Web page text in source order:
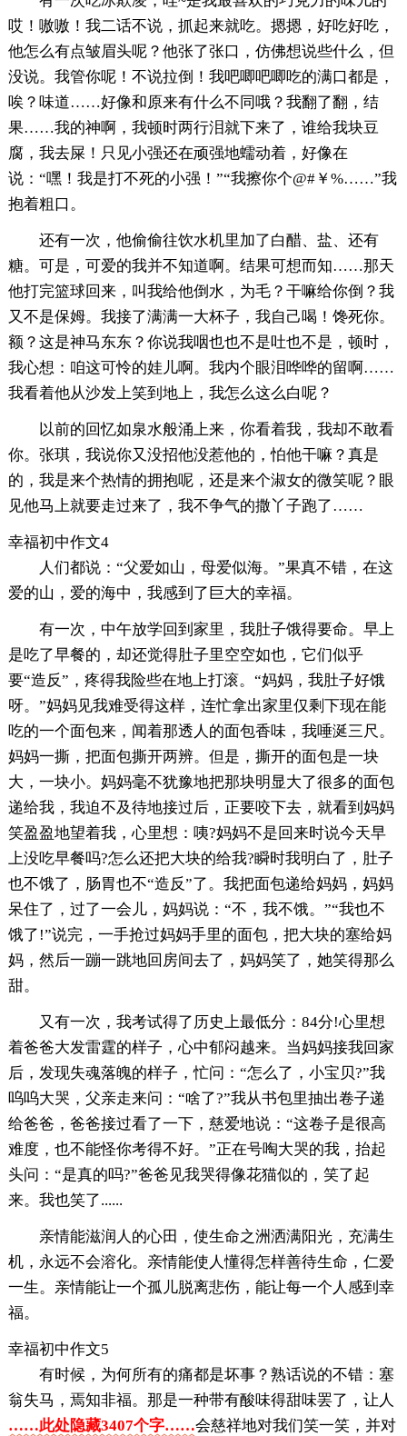
哎！嗷嗷！我二话不说，抓起来就吃。摁摁，好吃好吃，
他怎么有点皱眉头呢？他张了张口，仿佛想说些什么，但
没说。我管你呢！不说拉倒！我吧唧吧唧吃的满口都是，
唉？味道……好像和原来有什么不同哦？我翻了翻，结
果……我的神啊，我顿时两行泪就下来了，谁给我块豆
腐，我去屎！只见小强还在顽强地蠕动着，好像在
说：“嘿！我是打不死的小强！”“我擦你个@#￥%……”我
抱着粗口。
还有一次，他偷偷往饮水机里加了白醋、盐、还有
糖。可是，可爱的我并不知道啊。结果可想而知……那天
他打完篮球回来，叫我给他倒水，为毛？干嘛给你倒？我
又不是保姆。我接了满满一大杯子，我自己喝！馋死你。
额？这是神马东东？你说我咽也也不是吐也不是，顿时，
我心想：咱这可怜的娃儿啊。我内个眼泪哗哗的留啊……
我看着他从沙发上笑到地上，我怎么这么白呢？
以前的回忆如泉水般涌上来，你看着我，我却不敢看
你。张琪，我说你又没招他没惹他的，怕他干嘛？真是
的，我是来个热情的拥抱呢，还是来个淑女的微笑呢？眼
见他马上就要走过来了，我不争气的撒丫子跑了……
幸福初中作文4
人们都说：“父爱如山，母爱似海。”果真不错，在这
爱的山，爱的海中，我感到了巨大的幸福。
有一次，中午放学回到家里，我肚子饿得要命。早上
是吃了早餐的，却还觉得肚子里空空如也，它们似乎
要“造反”，疼得我险些在地上打滚。“妈妈，我肚子好饿
呀。”妈妈见我难受得这样，连忙拿出家里仅剩下现在能
吃的一个面包来，闻着那透人的面包香味，我唾涎三尺。
妈妈一撕，把面包撕开两辨。但是，撕开的面包是一块
大，一块小。妈妈毫不犹豫地把那块明显大了很多的面包
递给我，我迫不及待地接过后，正要咬下去，就看到妈妈
笑盈盈地望着我，心里想：咦?妈妈不是回来时说今天早
上没吃早餐吗?怎么还把大块的给我?瞬时我明白了，肚子
也不饿了，肠胃也不“造反”了。我把面包递给妈妈，妈妈
呆住了，过了一会儿，妈妈说：“不，我不饿。”“我也不
饿了!”说完，一手抢过妈妈手里的面包，把大块的塞给妈
妈，然后一蹦一跳地回房间去了，妈妈笑了，她笑得那么
甜。
又有一次，我考试得了历史上最低分：84分!心里想
着爸爸大发雷霆的样子，心中郁闷越来。当妈妈接我回家
后，发现失魂落魄的样子，忙问：“怎么了，小宝贝?”我
呜呜大哭，父亲走来问：“啥了?”我从书包里抽出卷子递
给爸爸，爸爸接过看了一下，慈爱地说：“这卷子是很高
难度，也不能怪你考得不好。”正在号啕大哭的我，抬起
头问：“是真的吗?”爸爸见我哭得像花猫似的，笑了起
来。我也笑了......
亲情能滋润人的心田，使生命之洲洒满阳光，充满生
机，永远不会溶化。亲情能使人懂得怎样善待生命，仁爱
一生。亲情能让一个孤儿脱离悲伤，能让每一个人感到幸
福。
幸福初中作文5
有时候，为何所有的痛都是坏事？熟话说的不错：塞
翁失马，焉知非福。那是一种带有酸味得甜味罢了，让人
……此处隐藏3407个字……会慈祥地对我们笑一笑，并对